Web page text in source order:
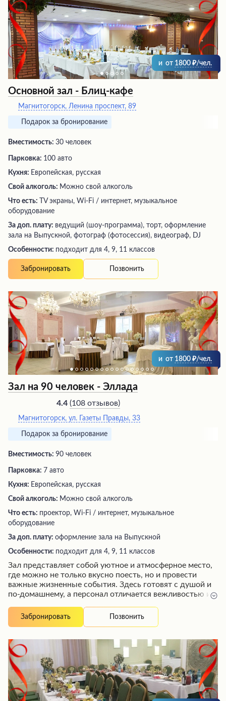
и от 1800 /чел.
Основной зал - Блиц-кафе
Магнитогорск, Ленина проспект, 89
Подарок за бронирование
Вместимость: 30 человек
Парковка: 100 авто
Кухня: Европейская, русская
Свой алкоголь: Можно свой алкоголь
Что есть:
TV экраны, Wi-Fi / интернет, музыкальное
оборудование
За доп. плату: ведущий (шоу-программа), торт, оформление
зала на Выпускной, фотограф (фотосессия), видеограф, DJ
Особенности: подходит для 4, 9, 11 классов
Забронировать Позвонить
и от 1800 /чел.
Зал на 90 человек - Эллада
4.4 (108 отзывов)
Магнитогорск, ул. Газеты Правды, 33
Подарок за бронирование
Вместимость: 90 человек
Парковка: 7 авто
Кухня: Европейская, русская
Свой алкоголь: Можно свой алкоголь
Что есть: проектор, Wi-Fi / интернет, музыкальное
оборудование
За доп. плату: оформление зала на Выпускной
Особенности: подходит для 4, 9, 11 классов
Зал представляет собой уютное и атмосферное место,
где можно не только вкусно поесть, но и провести
важные жизненные события. Здесь готовят с душой и
по-домашнему, а персонал отличается вежливостью и
проведения поминальных обедов, где царит атмосфера
уважения и душевного тепла. Посетители остаются
способствует процветанию заведения.
Забронировать Позвонить